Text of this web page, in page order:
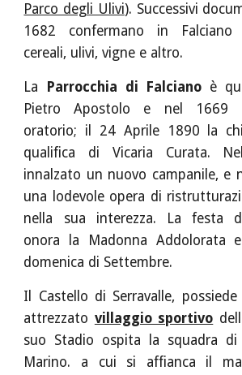
Parco degli Ulivi). Successivi
1682 confermano in Falciano
cereali, ulivi, vigne e altro.
La Parrocchia di Falciano è
Pietro Apostolo e nel 1669
oratorio; il 24 Aprile 1890 la
qualifica di Vicaria Curata.
innalzato un nuovo campanile, e
una lodevole opera di
nella sua interezza. La festa
onora la Madonna Addolorata
domenica di Settembre.
Il Castello di Serravalle,
attrezzato villaggio sportivo
suo Stadio ospita la squadra di
Marino. a cui si affianca il